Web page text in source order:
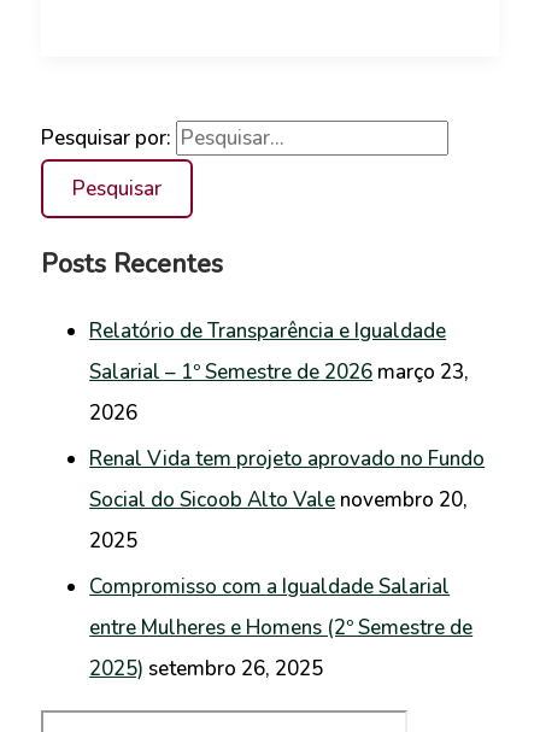
Pesquisar por:
Posts Recentes
Relatório de Transparência e Igualdade
Salarial – 1º Semestre de 2026 março 23,
2026
Renal Vida tem projeto aprovado no Fundo
Social do Sicoob Alto Vale novembro 20,
2025
Compromisso com a Igualdade Salarial
entre Mulheres e Homens (2º Semestre de
2025) setembro 26, 2025